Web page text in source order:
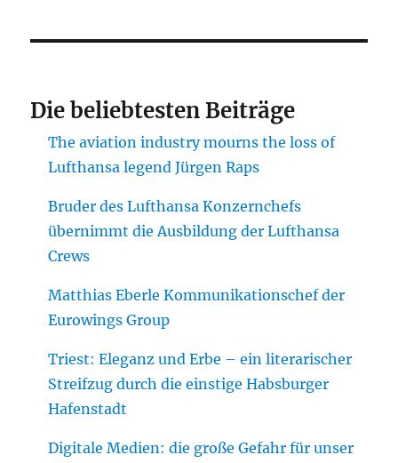
Die beliebtesten Beiträge
The aviation industry mourns the loss of
Lufthansa legend Jürgen Raps
Bruder des Lufthansa Konzernchefs
übernimmt die Ausbildung der Lufthansa
Crews
Matthias Eberle Kommunikationschef der
Eurowings Group
Triest: Eleganz und Erbe – ein literarischer
Streifzug durch die einstige Habsburger
Hafenstadt
Digitale Medien: die große Gefahr für unser